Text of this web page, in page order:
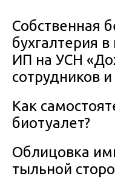
Собственная
бухгалтерия
ИП на УСН
сотрудников
Как
биотуалет?
Облицовка
тыльной